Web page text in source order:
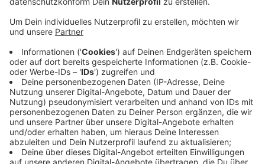
Anzeige
Gronau, Bocholt, Borken, Stadtlohn, Ahaus
und Vreden
Anzeige
Bei uns im Kreis Borken gibt es neben Gronau noch